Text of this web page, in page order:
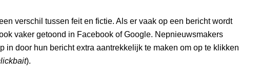
verschil tussen feit en fictie. Als er vaak op een bericht wordt
vaker getoond in Facebook of Google. Nepnieuwsmakers
in door hun bericht extra aantrekkelijk te maken om op te klikken
).